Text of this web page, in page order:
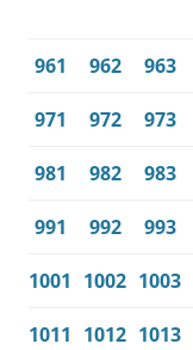
961 962 963
971 972 973
981 982 983
991 992 993
1001 1002 1003
1011 1012 1013